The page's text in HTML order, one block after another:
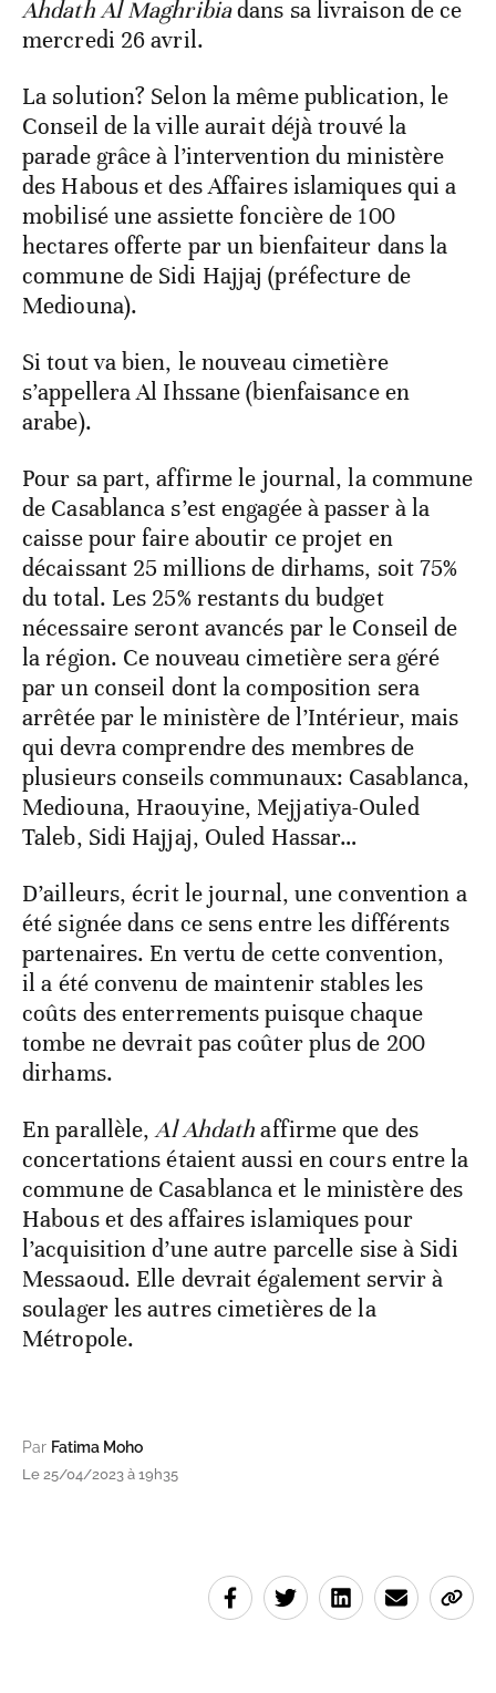
Ahdath Al Maghribiadans sa livraison de ce
mercredi 26 avril.
La solution? Selon la même publication, le
Conseil de la ville aurait déjà trouvé la
parade grâce à l’intervention du ministère
des Habous et des Affaires islamiques qui a
mobilisé une assiette foncière de 100
hectares offerte par un bienfaiteur dans la
commune de Sidi Hajjaj (préfecture de
Mediouna).
Si tout va bien, le nouveau cimetière
s’appellera Al Ihssane (bienfaisance en
arabe).
Pour sa part, affirme le journal, la commune
de Casablanca s’est engagée à passer à la
caisse pour faire aboutir ce projet en
décaissant 25 millions de dirhams, soit 75%
du total. Les 25% restants du budget
nécessaire seront avancés par le Conseil de
la région. Ce nouveau cimetière sera géré
par un conseil dont la composition sera
arrêtée par le ministère de l’Intérieur, mais
qui devra comprendre des membres de
plusieurs conseils communaux: Casablanca,
Mediouna, Hraouyine, Mejjatiya-Ouled
Taleb, Sidi Hajjaj, Ouled Hassar…
D’ailleurs, écrit le journal, une convention a
été signée dans ce sens entre les différents
partenaires. En vertu de cette convention,
il a été convenu de maintenir stables les
coûts des enterrements puisque chaque
tombe ne devrait pas coûter plus de 200
dirhams.
En parallèle,Al Ahdathaffirme que des
concertations étaient aussi en cours entre la
commune de Casablanca et le ministère des
Habous et des affaires islamiques pour
l’acquisition d’une autre parcelle sise à Sidi
Messaoud. Elle devrait également servir à
soulager les autres cimetières de la
Métropole.
Par Fatima Moho
Le 25/04/2023 à 19h35